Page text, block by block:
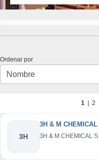
Ordenar por
1 | 2 |
3H
3H & M
3H & M CHEMICAL